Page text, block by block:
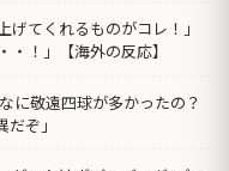
てくれるものがコレ！」
！」【海外の反応】
に敬遠四球が多かったの？
ぞ」